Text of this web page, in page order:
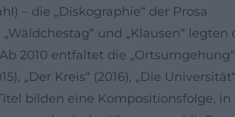
– die „Diskographie“ der Prosa
und „Klausen“
2010 entfaltet die „Ortsumgehung“
„Der Kreis“ (2016), „Die
bilden eine Kompositionsfolge,